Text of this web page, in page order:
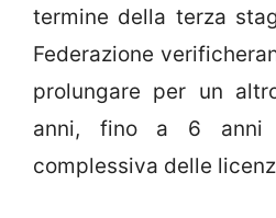
termine della terza
Federazione
prolungare per un
anni, fino a 6 anni
complessiva delle